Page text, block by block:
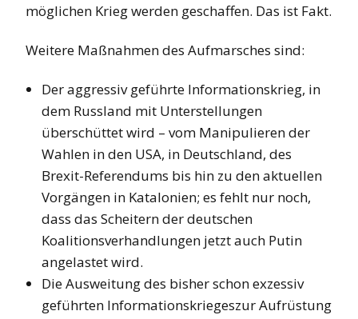
möglichen Krieg werden geschaffen. Das ist Fakt.
Weitere Maßnahmen des Aufmarsches sind:
Der aggressiv geführte Informationskrieg, in
dem Russland mit Unterstellungen
überschüttet wird – vom Manipulieren der
Wahlen in den USA, in Deutschland, des
Brexit-Referendums bis hin zu den aktuellen
Vorgängen in Katalonien; es fehlt nur noch,
dass das Scheitern der deutschen
Koalitionsverhandlungen jetzt auch Putin
angelastet wird.
Die Ausweitung des bisher schon exzessiv
geführten Informationskriegeszur Aufrüstung